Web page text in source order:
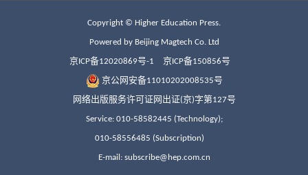
Copyright © Higher Education Press.
Powered by Beijing Magtech Co. Ltd
京ICP备12020869号-1 京ICP备150856号
京公网安备11010202008535号
网络出版服务许可证网出证(京)字第127号
Service: 010-58582445 (Technology);
010-58556485 (Subscription)
E-mail: subscribe@hep.com.cn